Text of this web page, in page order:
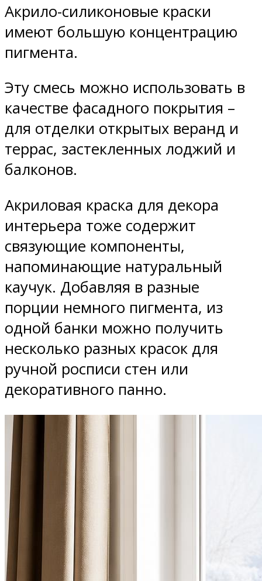
Акрило-силиконовые краски
имеют большую концентрацию
пигмента.
Эту смесь можно использовать в
качестве фасадного покрытия –
для отделки открытых веранд и
террас, застекленных лоджий и
балконов.
Акриловая краска для декора
интерьера тоже содержит
связующие компоненты,
напоминающие натуральный
каучук. Добавляя в разные
порции немного пигмента, из
одной банки можно получить
несколько разных красок для
ручной росписи стен или
декоративного панно.